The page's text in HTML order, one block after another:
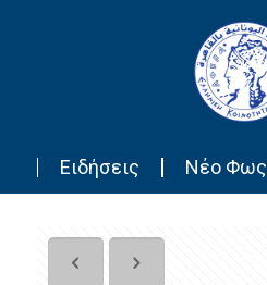
Ειδήσεις Νέο Φως